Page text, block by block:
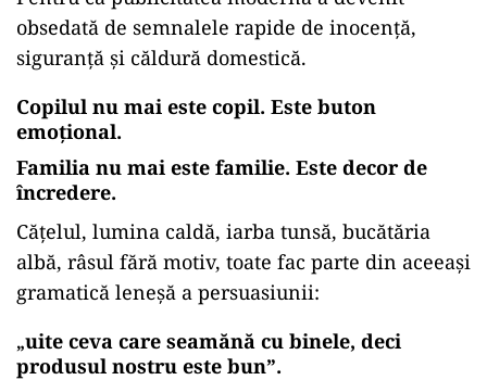
obsedată de semnalele rapide de inocență,
siguranță și căldură domestică.
Copilul nu mai este copil. Este buton
emoțional.
Familia nu mai este familie. Este decor de
încredere.
Cățelul, lumina caldă, iarba tunsă, bucătăria
albă, râsul fără motiv, toate fac parte din aceeași
gramatică leneșă a persuasiunii:
„uite ceva care seamănă cu binele, deci
produsul nostru este bun”.